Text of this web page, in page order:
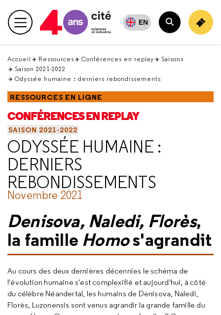
en
haut Menu principal EN
Rechercher
Accueil Ressources Conférences en replay
Saisons
Saison 2021-2022
Odyssée humaine : derniers rebondissements
RESSOURCES EN LIGNE
CONFÉRENCES EN REPLAY
SAISON 2021-2022
ODYSSÉE HUMAINE :
DERNIERS
REBONDISSEMENTS
Novembre 2021
Denisova, Naledi, Florès,
la famille Homos'agrandit
Au cours des deux dernières décennies le schéma de
l'évolution humaine s'est complexifié et aujourd'hui, à côté
du célèbre Néandertal, les humains de Denisova, Naledi,
Florès, Luzonensis sont venus agrandir la grande famille du